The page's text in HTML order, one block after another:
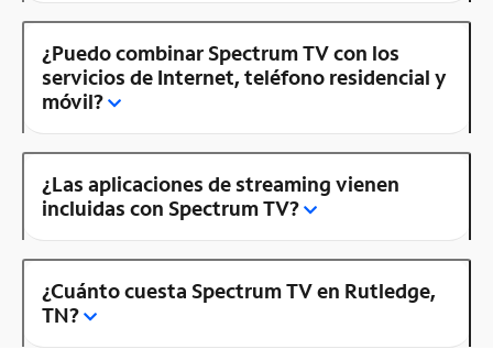
¿Puedo combinar Spectrum TV con los
servicios de Internet, teléfono residencial y
móvil?
¿Las aplicaciones de streaming vienen
incluidas con Spectrum TV?
¿Cuánto cuesta Spectrum TV en Rutledge,
TN?